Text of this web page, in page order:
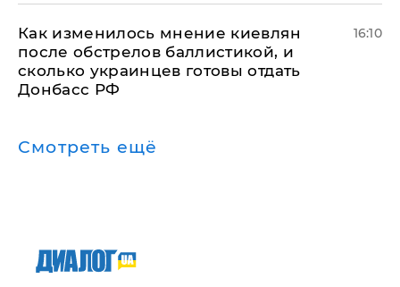
Как изменилось мнение киевлян
после обстрелов баллистикой, и
сколько украинцев готовы отдать
Донбасс РФ
16:10
Смотреть ещё